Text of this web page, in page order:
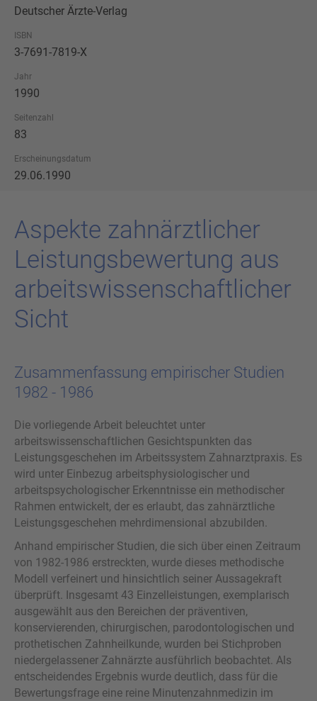
Deutscher Ärzte-Verlag
ISBN
3-7691-7819-X
Jahr
1990
Seitenzahl
83
Erscheinungsdatum
29.06.1990
As­pek­te zahn­ärzt­li­cher
Leis­tungs­be­wer­tung aus
ar­beits­wis­sen­schaft­li­cher
Sicht
Zusammenfassung empirischer Studien
1982 - 1986
Die vorliegende Arbeit beleuchtet unter
arbeitswissenschaftlichen Gesichtspunkten das
Leistungsgeschehen im Arbeitssystem Zahnarztpraxis. Es
wird unter Einbezug arbeitsphysiologischer und
arbeitspsychologischer Erkenntnisse ein methodischer
Rahmen entwickelt, der es erlaubt, das zahnärztliche
Leistungsgeschehen mehrdimensional abzubilden.
Anhand empirischer Studien, die sich über einen Zeitraum
von 1982-1986 erstreckten, wurde dieses methodische
Modell verfeinert und hinsichtlich seiner Aussagekraft
überprüft. Insgesamt 43 Einzelleistungen, exemplarisch
ausgewählt aus den Bereichen der präventiven,
konservierenden, chirurgischen, parodontologischen und
prothetischen Zahnheilkunde, wurden bei Stichproben
niedergelassener Zahnärzte ausführlich beobachtet. Als
entscheidendes Ergebnis wurde deutlich, dass für die
Bewertungsfrage eine reine Minutenzahnmedizin im